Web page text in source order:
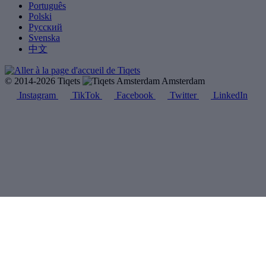
Português
Polski
Русский
Svenska
中文
© 2014-2026 Tiqets
Amsterdam
Instagram
TikTok Facebook Twitter LinkedIn